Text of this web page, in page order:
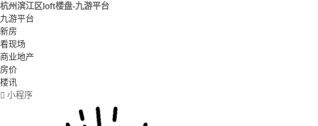
杭州滨江区loft楼盘-九游平台
九游平台
新房
看现场
商业地产
房价
楼讯
 小程序